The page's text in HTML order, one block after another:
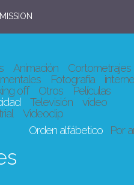
Animación
Cortometrajes
Fotografía
off
Otros
Películas
Televisión
vídeo
Videoclip
Orden alfábetico
Por